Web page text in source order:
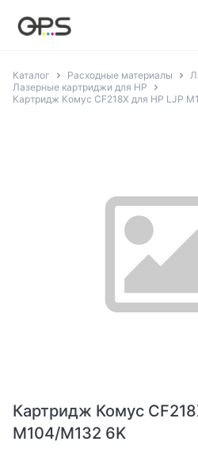
Каталог Расходные материалы
Лазерные картриджи для HP
Картридж Комус CF218X для HP LJP
Картридж Комус
M104/M132 6K